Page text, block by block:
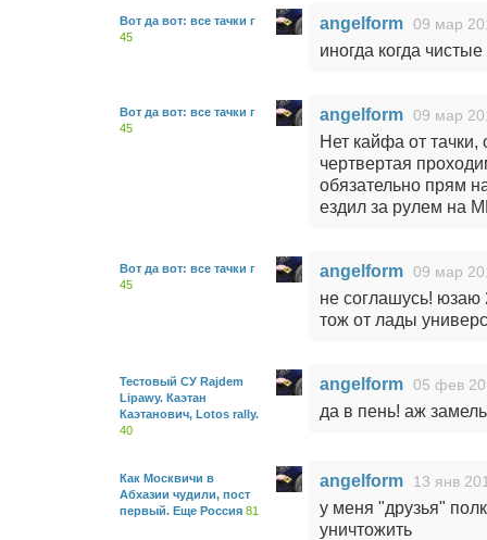
Вот да вот: все тачки г
45
angelform 09 мар
иногда когда чистые
Вот да вот: все тачки г
45
angelform 09 мар
Нет кайфа от тачки,
чертвертая
обязательно прям
ездил за рулем на
Вот да вот: все тачки г
45
angelform 09 мар
не соглашусь! юзаю
тож от лады
Тестовый СУ Rajdem
Lipawy. Каэтан
Каэтанович, Lotos rally.
40
angelform 05 фев
да в пень! аж
Как Москвичи в
Абхазии чудили, пост
первый. Еще Россия 81
angelform 13 янв
у меня "друзья"
уничтожить